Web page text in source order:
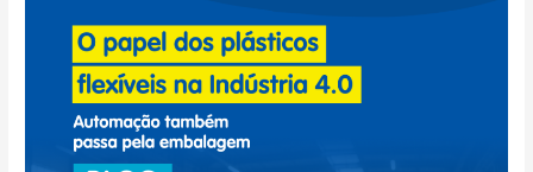
plásticos
flexíveis
Indústria